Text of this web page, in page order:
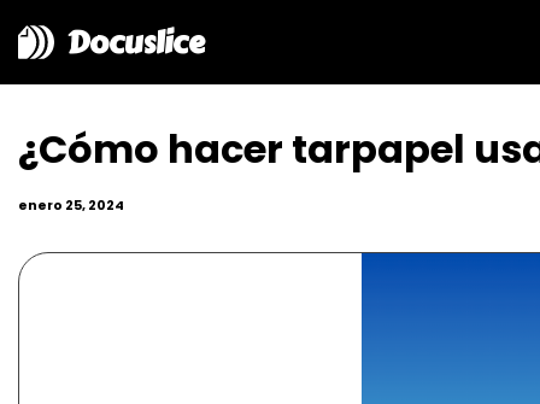
Docuslice
¿Cómo hacer tarpapel
enero 25, 2024